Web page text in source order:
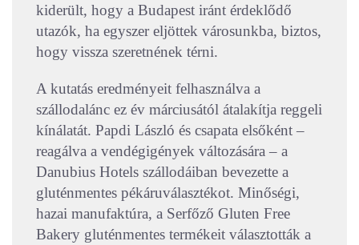
kiderült, hogy a Budapest iránt érdeklődő
utazók, ha egyszer eljöttek városunkba, biztos,
hogy vissza szeretnének térni.
A kutatás eredményeit felhasználva a
szállodalánc ez év márciusától átalakítja reggeli
kínálatát. Papdi László és csapata elsőként –
reagálva a vendégigények változására – a
Danubius Hotels szállodáiban bevezette a
gluténmentes pékáruválasztékot. Minőségi,
hazai manufaktúra, a Serfőző Gluten Free
Bakery gluténmentes termékeit választották a